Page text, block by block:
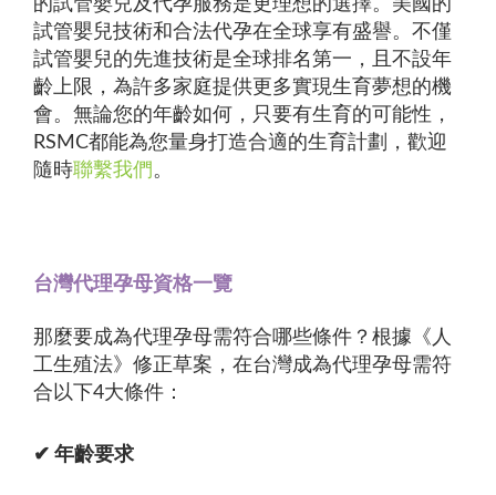
的試管嬰兒及代孕服務是更理想的選擇。美國的
試管嬰兒技術和合法代孕在全球享有盛譽。不僅
試管嬰兒的先進技術是全球排名第一，且不設年
齡上限，為許多家庭提供更多實現生育夢想的機
會。無論您的年齡如何，只要有生育的可能性，
RSMC都能為您量身打造合適的生育計劃，歡迎
隨時聯繫我們。
台灣代理孕母資格一覽
那麼要成為代理孕母需符合哪些條件？根據《人
工生殖法》修正草案，在台灣成為代理孕母需符
合以下4大條件：
✔ 年齡要求